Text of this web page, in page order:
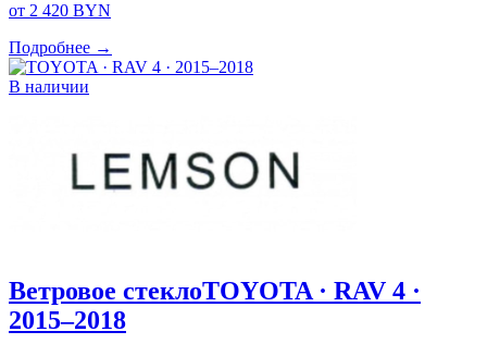
от 2 420 BYN
Подробнее →
В наличии
Ветровое стеклоTOYOTA · RAV 4 ·
2015–2018